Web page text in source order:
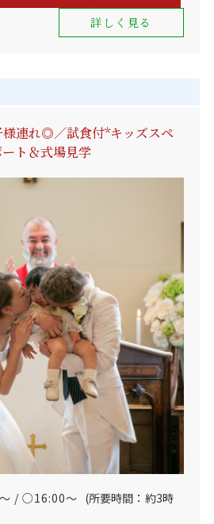
詳しく見る
連れ◎／試食付*キッズスペ
ト＆式場見学
/ ○16:00～ (所要時間：約3時